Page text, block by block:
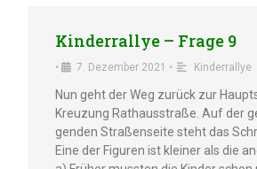
Kinder­ral­lye – Frage 9
• 7. Dezem­ber 2021 • Kinder­ral­lye
Nun geht der Weg zurück zur
Kreuzung Rathaus­stra­ße. Auf der
gen­den Straßen­sei­te steht das
Eine der Figuren ist kleiner als die